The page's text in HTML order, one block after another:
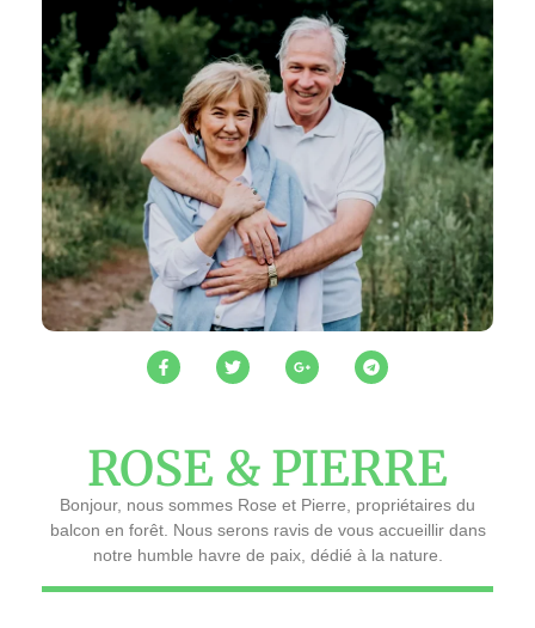
ROSE & PIERRE
Bonjour, nous sommes Rose et Pierre, propriétaires du
balcon en forêt. Nous serons ravis de vous accueillir dans
notre humble havre de paix, dédié à la nature.